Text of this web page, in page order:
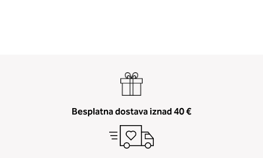
Besplatna dostava iznad 40 €
Izmerite prsni obseg. Šiviljski
položite čez hrbet v višini
izreza in čez prsi, v višini bradavic